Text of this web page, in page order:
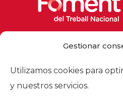
Gestionar
Utilizamos cookies para
y nuestros servicios.
foment@foment.com